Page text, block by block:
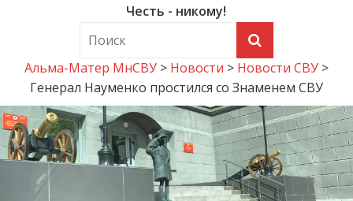
Честь - никому!
Альма-Матер МнСВУ> Новости > Новости СВУ>
Генерал Науменко простился со Знаменем СВУ